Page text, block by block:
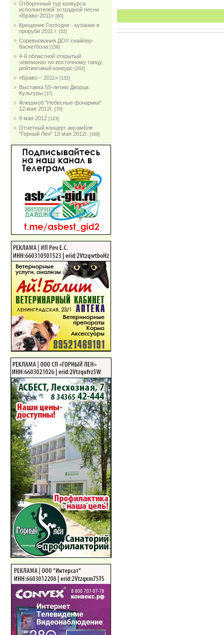
Отборочный тур конкурса
исполнителей эстрадной песни
«Браво-2011» [80]
Крещение Господне - купание в
проруби 2011 г. [52]
Соревнования ДОУ снайпер-
баскетбола [158]
4-й областной открытый
чемпионат по восточному танцу,
рейтинговый конкурс [202]
«Браво – 2011» [132]
Выставка 55-летию Дворца
Культуры [37]
Флешмоб "Небесные фонарики"
12 мая 2012г. [70]
9 мая 2012 [123]
Отчетный концерт ансамбля
"Горный Лен" 13 мая 2012г. [169]